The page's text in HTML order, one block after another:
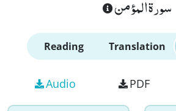
سورة المؤمن
Reading Translation
Audio PDF